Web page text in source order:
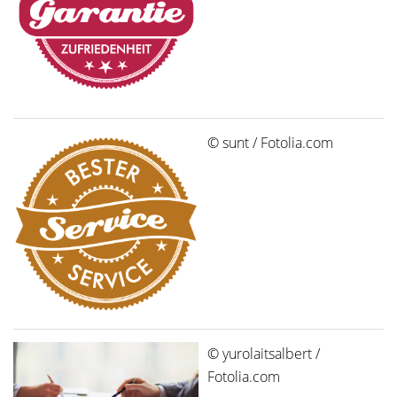
© sunt / Fotolia.com
© yurolaitsalbert /
Fotolia.com